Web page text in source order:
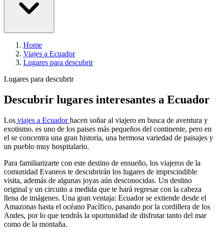
Home
Viajes a Ecuador
Lugares para descubrir
Lugares para descubrir
Descubrir lugares interesantes a Ecuador
Los viajes a Ecuadorhacen soñar al viajero en busca de aventura y
exotismo. es uno de los paises más pequeños del continente, pero en
el se concentra una gran historia, una hermosa variedad de paisajes y
un pueblo muy hospitalario.
Para familiarizarte con este destino de ensueño, los viajeros de la
comunidad Evaneos te descubrirán los lugares de imprscindible
visita, además de algunas joyas aún desconocidas. Un destino
original y un circuito a medida que te hará regresar con la cabeza
llena de imágenes. Una gran ventaja: Ecuador se extiende desde el
Amazonas hasta el océano Pacífico, pasando por la cordillera de los
Andes, por lo que tendrás la oportunidad de disfrutar tanto del mar
como de la montaña.